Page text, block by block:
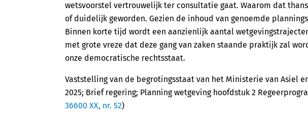
wetsvoorstel vertrouwelijk ter consultatie gaat. Waarom dat
of duidelijk geworden. Gezien de inhoud van genoemde
Binnen korte tijd wordt een aanzienlijk aantal
met grote vreze dat deze gang van zaken staande praktijk zal
onze democratische rechtsstaat.
Vaststelling van de begrotingsstaat van het Ministerie van Asiel
2025; Brief regering; Planning wetgeving hoofdstuk 2
36600 XX, nr. 52)